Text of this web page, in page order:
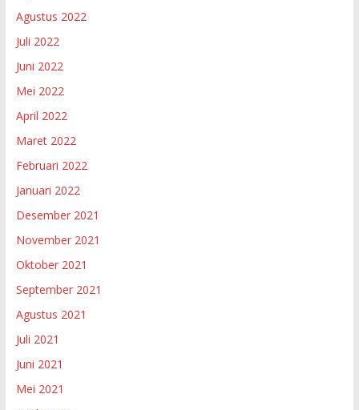
Agustus 2022
Juli 2022
Juni 2022
Mei 2022
April 2022
Maret 2022
Februari 2022
Januari 2022
Desember 2021
November 2021
Oktober 2021
September 2021
Agustus 2021
Juli 2021
Juni 2021
Mei 2021